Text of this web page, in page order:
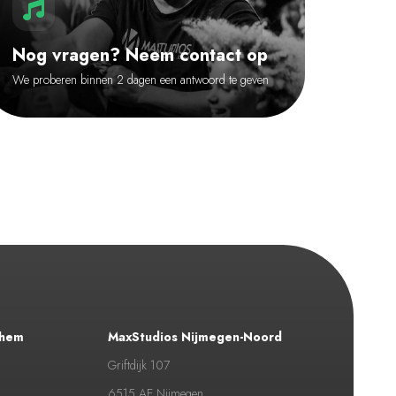
Nog vragen? Neem contact op
We proberen binnen 2 dagen een antwoord te geven
MaxStudios Nijmegen-Noord
Griftdijk 107